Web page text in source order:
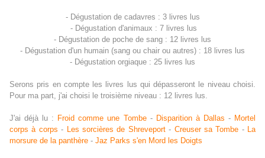
- Dégustation de cadavres : 3 livres lus
- Dégustation d'animaux : 7 livres lus
- Dégustation de poche de sang : 12 livres lus
- Dégustation d'un humain (sang ou chair ou autres) : 18 livres lus
- Dégustation orgiaque : 25 livres lus
Serons pris en compte les livres lus qui dépasseront le niveau choisi.
Pour ma part, j'ai choisi le troisième niveau : 12 livres lus.
J'ai déjà lu : Froid comme une Tombe- Disparition à Dallas - Mortel
corps à corps - Les sorcières de Shreveport- Creuser sa Tombe - La
morsure de la panthère - Jaz Parks s'en Mord les Doigts